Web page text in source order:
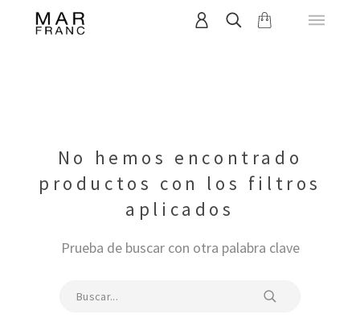
No hemos encontrado
productos con los filtros
aplicados
Prueba de buscar con otra palabra clave